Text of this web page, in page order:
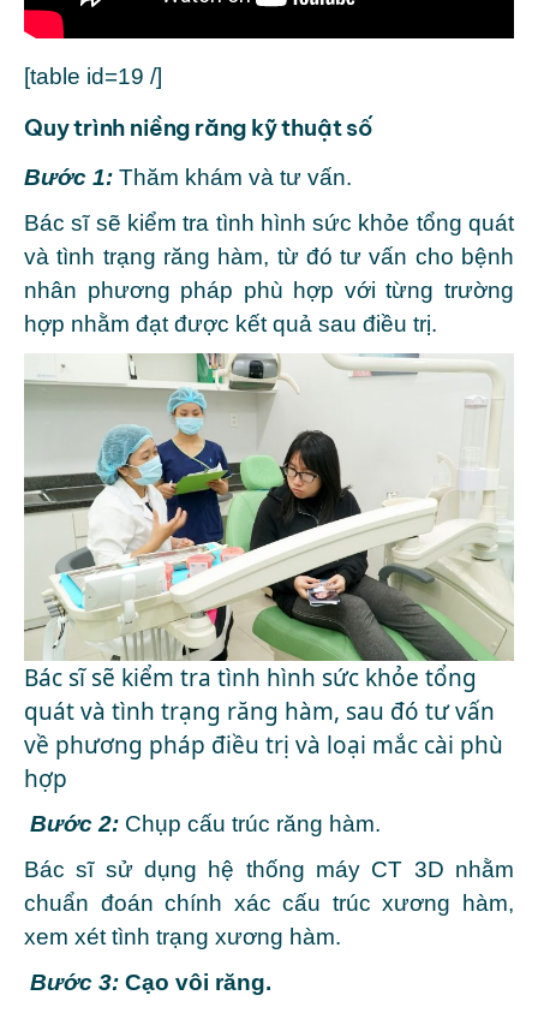
[table id=19 /]
Quy trình niềng răng kỹ thuật số
Bước 1: Thăm khám và tư vấn.
Bác sĩ sẽ kiểm tra tình hình sức khỏe tổng quát
và tình trạng răng hàm, từ đó tư vấn cho bệnh
nhân phương pháp phù hợp với từng trường
hợp nhằm đạt được kết quả sau điều trị.
Bác sĩ sẽ kiểm tra tình hình sức khỏe tổng
quát và tình trạng răng hàm, sau đó tư vấn
về phương pháp điều trị và loại mắc cài phù
hợp
Bước 2: Chụp cấu trúc răng hàm.
Bác sĩ sử dụng hệ thống máy CT 3D nhằm
chuẩn đoán chính xác cấu trúc xương hàm,
xem xét tình trạng xương hàm.
Bước 3: Cạo vôi răng.